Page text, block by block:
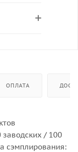
ОПЛАТА
/ 100
сэмплирования: